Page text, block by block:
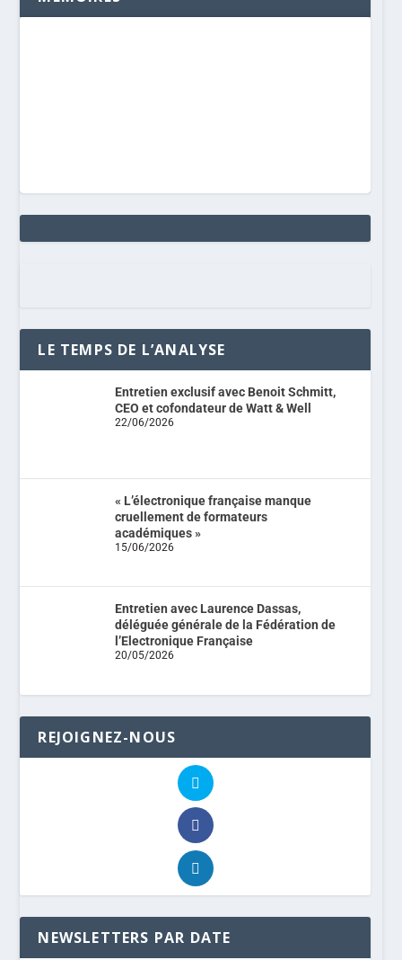
LE TEMPS DE L’ANALYSE
Entretien exclusif avec Benoit Schmitt,
CEO et cofondateur de Watt & Well
22/06/2026
« L’électronique française manque
cruellement de formateurs
académiques »
15/06/2026
Entretien avec Laurence Dassas,
déléguée générale de la Fédération de
l’Electronique Française
20/05/2026
REJOIGNEZ-NOUS
NEWSLETTERS PAR DATE